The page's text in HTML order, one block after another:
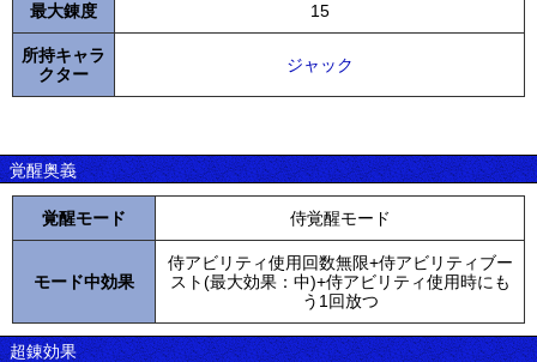
最大錬度 15
所持キャラ
クター
ジャック
覚醒奥義
覚醒モード 侍覚醒モード
モード中効果
侍アビリティ使用回数無限+侍アビリティブー
スト(最大効果：中)+侍アビリティ使用時にも
う1回放つ
超錬効果